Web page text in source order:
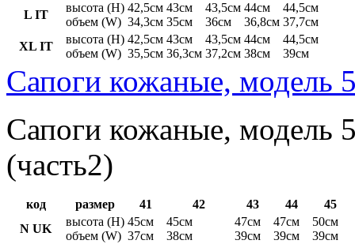
L IT
высота (H)
объем (W)
42,5см
34,3см
43см
35см
43,5см
36см
44см
36,8см
44,5см
37,7см
XL IT
высота (H)
объем (W)
42,5см
35,5см
43см
36,3см
43,5см
37,2см
44см
38см
44,5см
39см
Сапоги кожаные, модель
Сапоги кожаные, модель
(часть2)
код размер 41 42 43 44
45
N UK
высота (H)
объем (W)
45см
37см
45см
38см
47см
39см
47см
39см
50см
39см